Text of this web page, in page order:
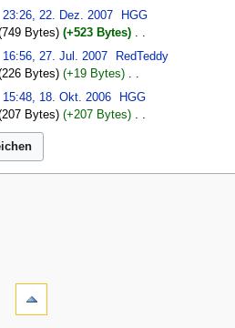
23:26, 22. Dez. 2007
HGG
749 Bytes +523 Bytes ‎
16:56, 27. Jul. 2007
RedTeddy
226 Bytes +19 Bytes ‎
15:48, 18. Okt. 2006
HGG
207 Bytes +207 Bytes ‎